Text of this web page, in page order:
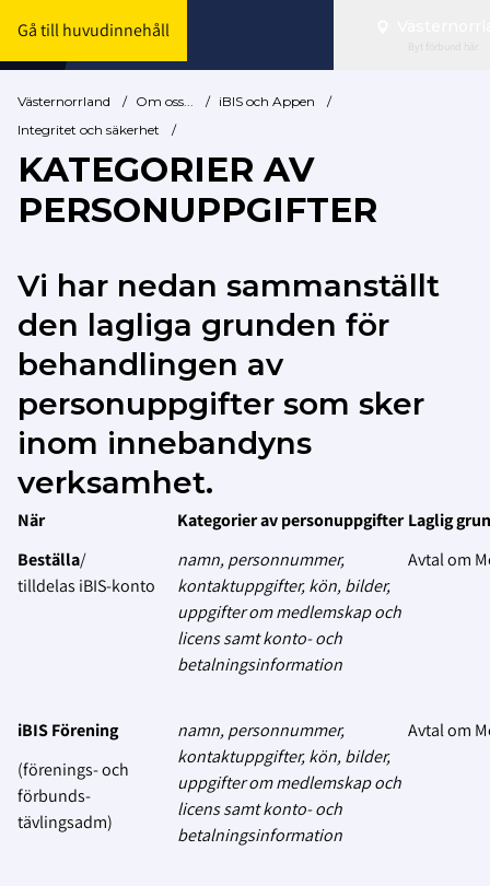
Gå till huvudinnehåll
Byt förbund här
Västernorrland / Om oss... / iBIS och Appen
/
Integritet och säkerhet
/
KATEGORIER AV
PERSONUPPGIFTER
Vi har nedan sammanställt
den lagliga grunden för
behandlingen av
personuppgifter som sker
inom innebandyns
verksamhet.
När Kategorier av personuppgifter Laglig
Beställa/
tilldelas iBIS-konto
namn, personnummer,
kontaktuppgifter, kön, bilder,
uppgifter om medlemskap och
licens samt konto- och
betalningsinformation
Avtal om
iBIS Förening
(förenings- och
förbunds-
tävlingsadm)
namn, personnummer,
kontaktuppgifter, kön, bilder,
uppgifter om medlemskap och
licens samt konto- och
betalningsinformation
Avtal om